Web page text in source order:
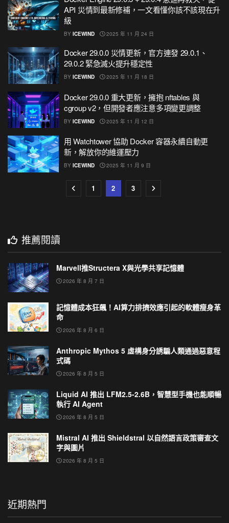
API 災情到最新修補，一文看懂你該不該現在升
級
BY ICEWIND 2025 年 11 月 24 日
Docker 29.0.0 災情更新，官方連發 29.0.1、
29.0.2 緊急滅火提升穩定性
BY ICEWIND 2025 年 11 月 18 日
Docker 29.0.0 重大更新，擁抱 nftables 與
cgroup v2，但開發者應注意多項變更調整
BY ICEWIND 2025 年 11 月 12 日
用 Watchtower 協助 Docker 容器永續自動更
新，解放你的維運壓力
BY ICEWIND 2025 年 11 月 9 日
1 2 3
推薦閱讀
Marvell推Structera X與光學共享記憶體
2026 年 8 月 7 日
記憶體成本狂飆！AI算力排擠效應引起的軟體瘦身革
命
2026 年 8 月 6 日
Anthropic Mythos 5 虛構身分誘騙人類通過惡意程
式碼
2026 年 8 月 5 日
Liquid AI 推出 LFM2.5-2.6B，智慧型手機也能順暢
執行 AI Agent
2026 年 8 月 5 日
Mistral AI 推出 Shieldstral 以自然語言政策審查文
字與圖片
2026 年 8 月 5 日
近期熱門